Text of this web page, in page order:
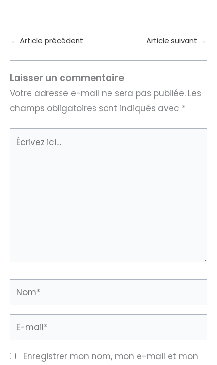
← Article précédent Article suivant →
Laisser un commentaire
Votre adresse e-mail ne sera pas publiée. Les
champs obligatoires sont indiqués avec *
Écrivez
Nom*
E-
Enregistrer mon nom, mon e-mail et mon